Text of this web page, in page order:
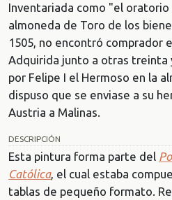
Inventariada como "el
almoneda de Toro de los
1505, no encontró comprador
Adquirida junto a otras treinta
por Felipe I el Hermoso en la
dispuso que se enviase a su
Austria a Malinas.
DESCRIPCIÓN
Esta pintura forma parte del
Católica, el cual estaba
tablas de pequeño formato.